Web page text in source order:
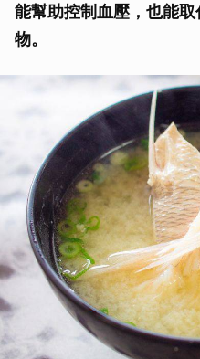
能幫助控制血壓，也能
物。